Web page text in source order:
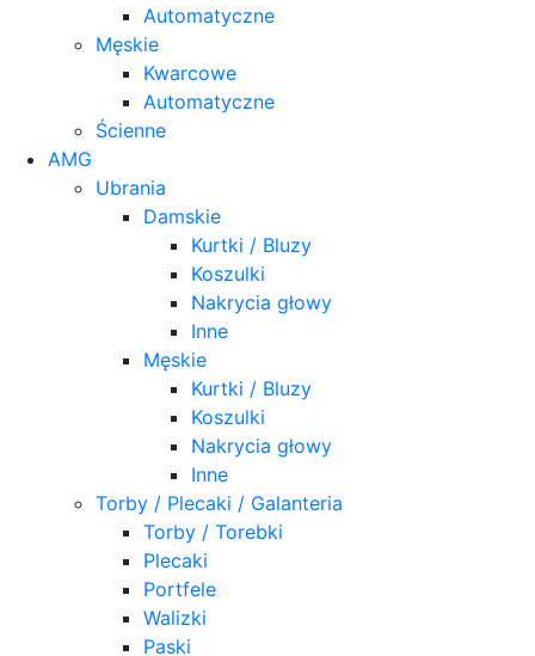
Automatyczne
Męskie
Kwarcowe
Automatyczne
Ścienne
AMG
Ubrania
Damskie
Kurtki / Bluzy
Koszulki
Nakrycia głowy
Inne
Męskie
Kurtki / Bluzy
Koszulki
Nakrycia głowy
Inne
Torby / Plecaki / Galanteria
Torby / Torebki
Plecaki
Portfele
Walizki
Paski